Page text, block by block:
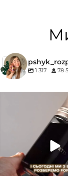
ГРУПА
Деревинні
EDP
1 317 78
Для замовлення
сайт або в
33